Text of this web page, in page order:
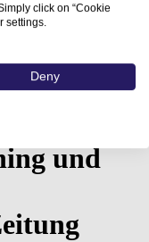
und
click on “Cookie
settings.
Deny